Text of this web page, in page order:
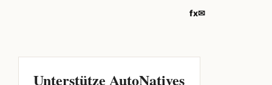
fx✉
Unterstütze AutoNatives